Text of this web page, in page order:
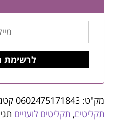
מק"ט: 0602475171843
תקליטים, תקליטים לועזיים